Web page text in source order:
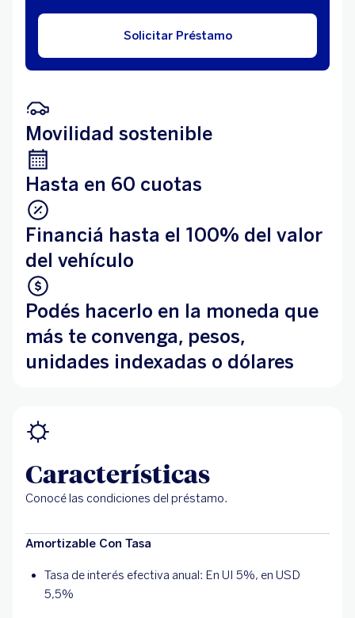
Solicitar Préstamo
Movilidad sostenible
Hasta en 60 cuotas
Financiá hasta el 100% del valor
del vehículo
Podés hacerlo en la moneda que
más te convenga, pesos,
unidades indexadas o dólares
Características
Conocé las condiciones del préstamo.
Amortizable Con Tasa
Tasa de interés efectiva anual: En UI 5%, en USD
5,5%